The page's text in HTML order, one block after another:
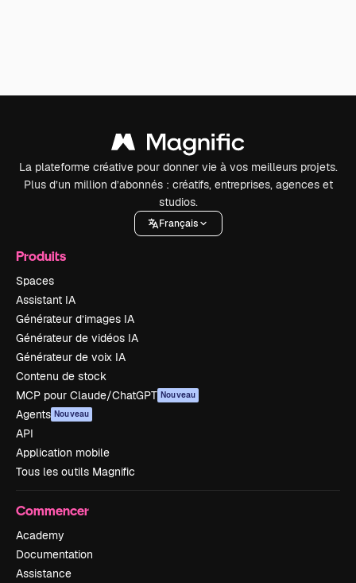
La plateforme créative pour donner vie à vos meilleurs projets.
Plus d’un million d’abonnés : créatifs, entreprises, agences et
studios.
Français
Produits
Spaces
Assistant IA
Générateur d’images IA
Générateur de vidéos IA
Générateur de voix IA
Contenu de stock
MCP pour Claude/ChatGPT Nouveau
Agents Nouveau
API
Application mobile
Tous les outils Magnific
Commencer
Academy
Documentation
Assistance